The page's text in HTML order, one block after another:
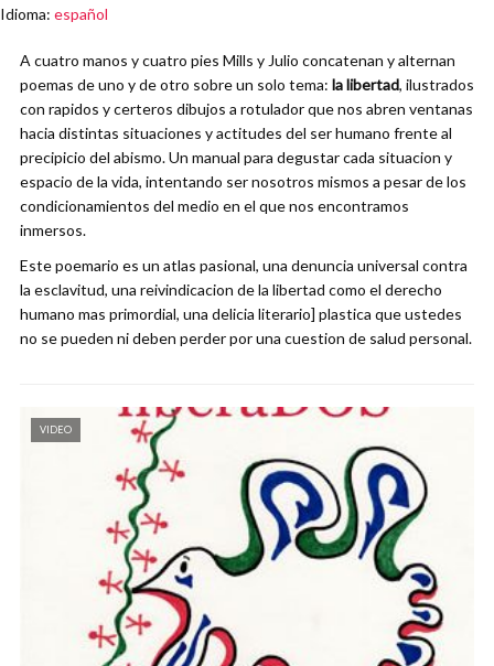
Idioma: español
A cuatro manos y cuatro pies Mills y Julio concatenan y alternan
poemas de uno y de otro sobre un solo tema: la libertad, ilustrados
con rapidos y certeros dibujos a rotulador que nos abren ventanas
hacia distintas situaciones y actitudes del ser humano frente al
precipicio del abismo. Un manual para degustar cada situacion y
espacio de la vida, intentando ser nosotros mismos a pesar de los
condicionamientos del medio en el que nos encontramos
inmersos.
Este poemario es un atlas pasional, una denuncia universal contra
la esclavitud, una reivindicacion de la libertad como el derecho
humano mas primordial, una delicia literario] plastica que ustedes
no se pueden ni deben perder por una cuestion de salud personal.
VIDEO